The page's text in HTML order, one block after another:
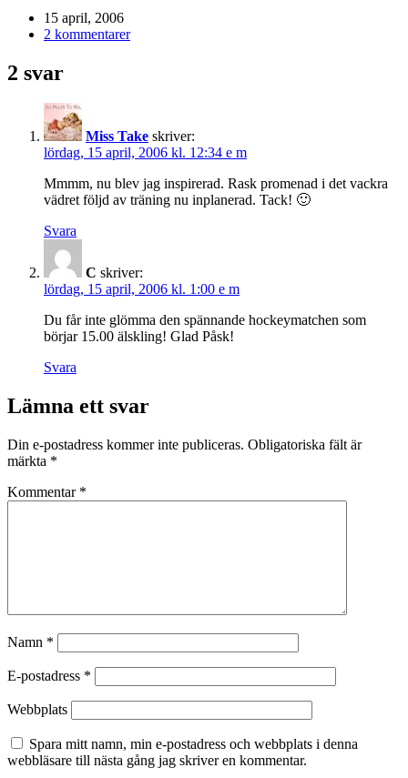
15 april, 2006
2 kommentarer
2 svar
Miss Take skriver:
lördag, 15 april, 2006 kl. 12:34 e m
Mmmm, nu blev jag inspirerad. Rask promenad i det vackra
vädret följd av träning nu inplanerad. Tack! 🙂
Svara
C skriver:
lördag, 15 april, 2006 kl. 1:00 e m
Du får inte glömma den spännande hockeymatchen som
börjar 15.00 älskling! Glad Påsk!
Svara
Lämna ett svar
Din e-postadress kommer inte publiceras. Obligatoriska fält är
märkta *
Kommentar *
Namn *
E-postadress *
Webbplats
Spara mitt namn, min e-postadress och webbplats i denna
webbläsare till nästa gång jag skriver en kommentar.